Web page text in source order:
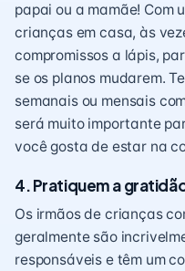
papai ou a mamãe!
crianças em casa, às
compromissos a lápis,
se os planos mudarem.
semanais ou mensais
será muito importante
você gosta de estar na
4. Pratiquem a
Os irmãos de crianças
geralmente são
responsáveis ​​e têm um